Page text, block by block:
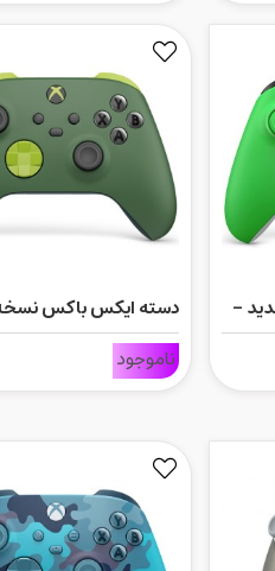
-
دسته ایکس باکس
Remix سری جدید
ناموجود